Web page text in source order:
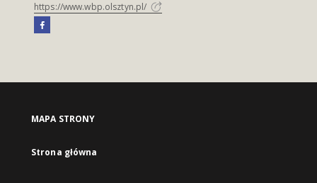
https://www.wbp.olsztyn.pl/
MAPA STRONY
Strona główna